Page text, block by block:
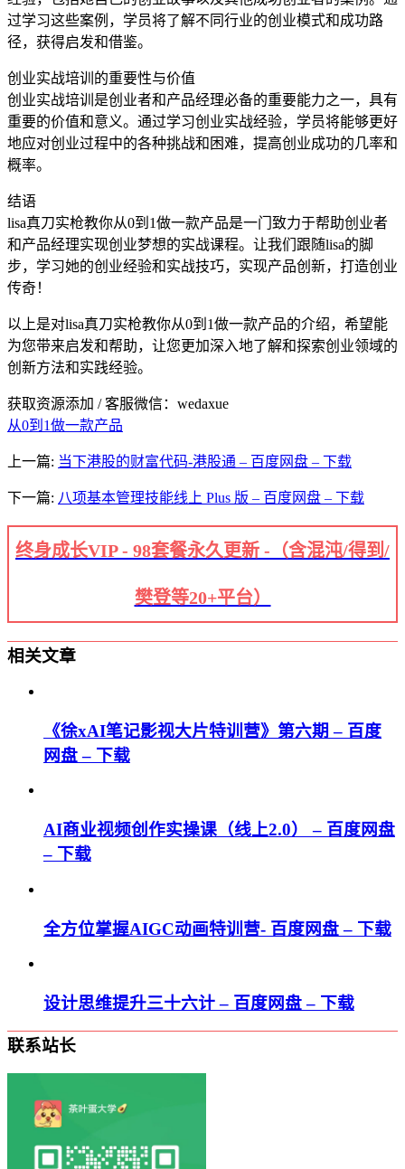
过学习这些案例，学员将了解不同行业的创业模式和成功路
径，获得启发和借鉴。
创业实战培训的重要性与价值
创业实战培训是创业者和产品经理必备的重要能力之一，具有
重要的价值和意义。通过学习创业实战经验，学员将能够更好
地应对创业过程中的各种挑战和困难，提高创业成功的几率和
概率。
结语
lisa真刀实枪教你从0到1做一款产品是一门致力于帮助创业者
和产品经理实现创业梦想的实战课程。让我们跟随lisa的脚
步，学习她的创业经验和实战技巧，实现产品创新，打造创业
传奇！
以上是对lisa真刀实枪教你从0到1做一款产品的介绍，希望能
为您带来启发和帮助，让您更加深入地了解和探索创业领域的
创新方法和实践经验。
获取资源添加 / 客服微信：wedaxue
从0到1做一款产品
上一篇: 当下港股的财富代码-港股通 – 百度网盘 – 下载
下一篇: 八项基本管理技能线上 Plus 版 – 百度网盘 – 下载
终身成长VIP - 98套餐永久更新 -（含混沌/得到/
樊登等20+平台）
相关文章
《徐xAI笔记影视大片特训营》第六期 – 百度
网盘 – 下载
AI商业视频创作实操课（线上2.0） – 百度网盘
– 下载
全方位掌握AIGC动画特训营- 百度网盘 – 下载
设计思维提升三十六计 – 百度网盘 – 下载
联系站长